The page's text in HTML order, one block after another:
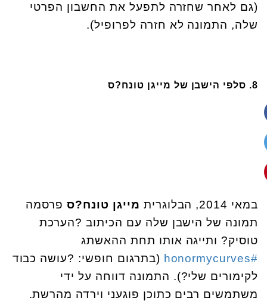
(גם לאחר שחזרה לתפעל את החשבון הפרטי
שלה, התמונה לא חזרה לפרופיל).
8. סלפי הישבן של מייגן טונח?ס
במאי 2014, הבלוגרית מייגן טונח?ספרסמה
תמונה של הישבן שלה עם הכיתוב ?הערכת
טוסיק? ותייגה אותו תחת ההאשתג
#honormycurves
(בתרגום חופשי: ?עושה כבוד
לקימורים שלי?). התמונה דווחה על ידי
משתמשים רבים כתוכן פוגעני וירדה מהרשת.